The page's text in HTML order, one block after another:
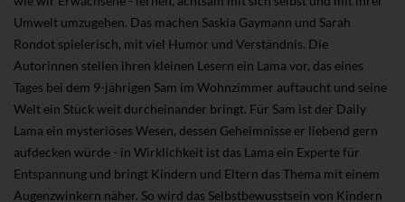
Umwelt umzugehen. Das machen Saskia Gaymann und Sarah
Rondot spielerisch, mit viel Humor und Verständnis. Die
Autorinnen stellen ihren kleinen Lesern ein Lama vor, das eines
Tages bei dem 9-jährigen Sam im Wohnzimmer auftaucht und seine
Welt ein Stück weit durcheinander bringt. Für Sam ist der Daily
Lama ein mysteriöses Wesen, dessen Geheimnisse er liebend gern
aufdecken würde - in Wirklichkeit ist das Lama ein Experte für
Entspannung und bringt Kindern und Eltern das Thema mit einem
Augenzwinkern näher. So wird das Selbstbewusstsein von Kindern